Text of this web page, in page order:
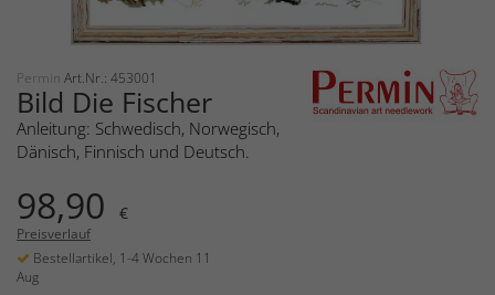
Permin Art.Nr.: 453001
Bild Die Fischer
Anleitung: Schwedisch, Norwegisch,
Dänisch, Finnisch und Deutsch.
98,90 €
Preisverlauf
Bestellartikel, 1-4 Wochen 11
Aug